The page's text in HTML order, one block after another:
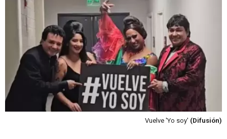
Vuelve 'Yo soy' (Difusión)